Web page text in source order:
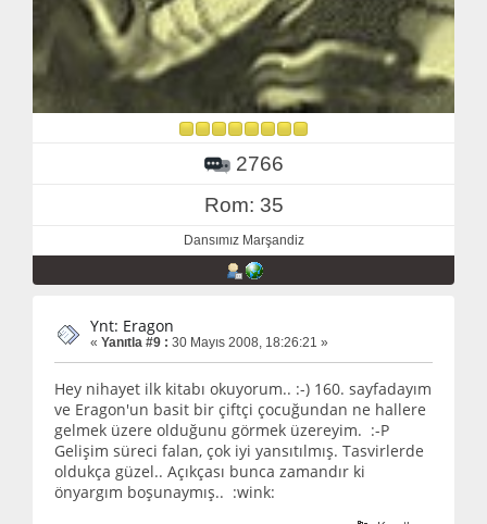
2766
Rom: 35
Dansımız Marşandiz
Ynt: Eragon
« Yanıtla #9 : 30 Mayıs 2008, 18:26:21 »
Hey nihayet ilk kitabı okuyorum.. :-) 160. sayfadayım
ve Eragon'un basit bir çiftçi çocuğundan ne hallere
gelmek üzere olduğunu görmek üzereyim. :-P
Gelişim süreci falan, çok iyi yansıtılmış. Tasvirlerde
oldukça güzel.. Açıkçası bunca zamandır ki
önyargım boşunaymış.. :wink: